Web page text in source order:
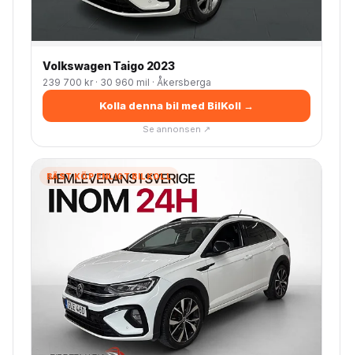
Volkswagen Taigo 2023
239 700 kr · 30 960 mil · Åkersberga
Kolla denna bil med BilKoll →
Se annonsen ↗
BÄST KÖP ENLIGT BILKOLL